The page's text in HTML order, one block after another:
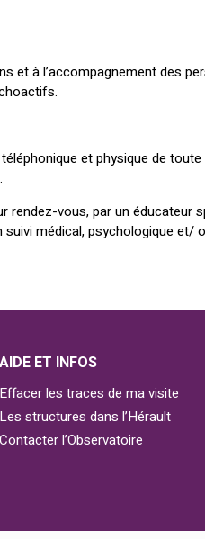
et à l’accompagnement des
et physique de
rendez-vous, par un éducateur
médical, psychologique et/
AIDE ET INFOS
Effacer les traces de ma visite
Les structures dans l’Hérault
Contacter l’Observatoire